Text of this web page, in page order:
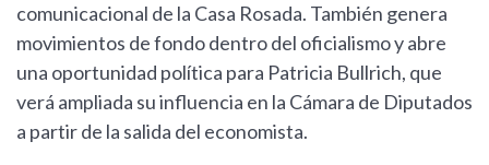
comunicacional de la Casa Rosada. También genera
movimientos de fondo dentro del oficialismo y abre
una oportunidad política para Patricia Bullrich, que
verá ampliada su influencia en la Cámara de Diputados
a partir de la salida del economista.